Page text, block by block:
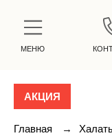
МЕНЮ
АКЦИЯ
Главная →